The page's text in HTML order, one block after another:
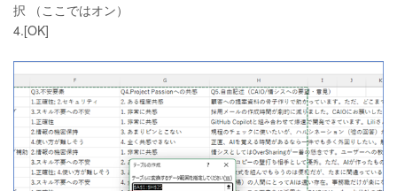
択 （ここではオン）
4.[OK]